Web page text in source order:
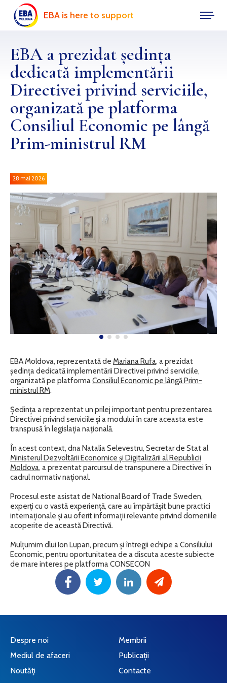
EBA is here to support
EBA a prezidat ședința
dedicată implementării
Directivei privind serviciile,
organizată pe platforma
Consiliul Economic pe lângă
Prim-ministrul RM
28 mai 2026
EBA Moldova, reprezentată de Mariana Rufa, a prezidat
ședința dedicată implementării Directivei privind serviciile,
organizată pe platformaConsiliul Economic pe lângă Prim-
ministrul RM.
Ședința a reprezentat un prilej important pentru prezentarea
Directivei privind serviciile și a modului în care aceasta este
transpusă în legislația națională.
În acest context, dna Natalia Selevestru, Secretar de Stat al
Ministerul Dezvoltării Economice și Digitalizării al Republicii
Moldova, a prezentat parcursul de transpunere a Directivei în
cadrul normativ național.
Procesul este asistat de National Board of Trade Sweden,
experți cu o vastă experiență, care au împărtășit bune practici
internaționale și au oferit informații relevante privind domeniile
acoperite de această Directivă.
Mulțumim dlui Ion Lupan, precum și întregii echipe a Consiliului
Economic, pentru oportunitatea de a discuta aceste subiecte
de mare interes pe platforma CONSECON
Despre noi
Mediul de afaceri
Noutăţi
Membrii
Publicații
Contacte